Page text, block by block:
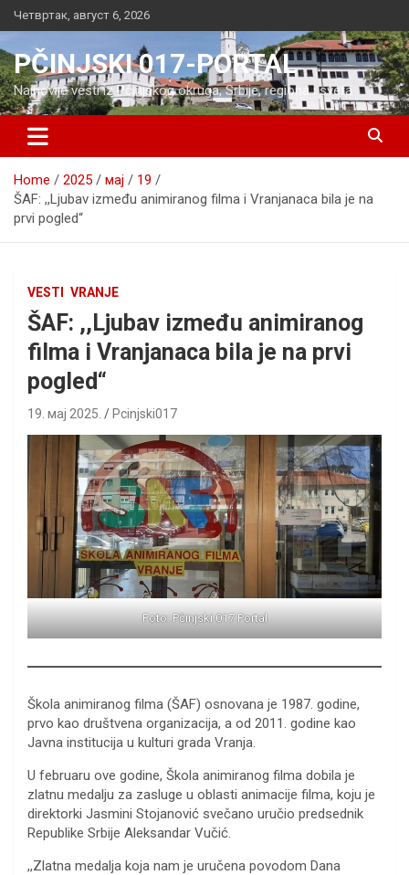
Skip
to
content
Четвртак, август 6, 2026
PČINJSKI 017-PORTAL
Najnovije vesti iz Pčinjskog okruga, Srbije, regiona i sveta
Home 2025 мај
19
ŠAF: ,,Ljubav između animiranog filma i Vranjanaca bila je na
prvi pogled“
VESTI VRANJE
ŠAF: ,,Ljubav između animiranog
filma i Vranjanaca bila je na prvi
pogled“
19. мај 2025. Pcinjski017
Foto: Pčinjski 017 Portal
Škola animiranog filma (ŠAF) osnovana je 1987. godine,
prvo kao društvena organizacija, a od 2011. godine kao
Javna institucija u kulturi grada Vranja.
U februaru ove godine, Škola animiranog filma dobila je
zlatnu medalju za zasluge u oblasti animacije filma, koju je
direktorki Jasmini Stojanović svečano uručio predsednik
Republike Srbije Aleksandar Vučić.
,,Zlatna medalja koja nam je uručena povodom Dana